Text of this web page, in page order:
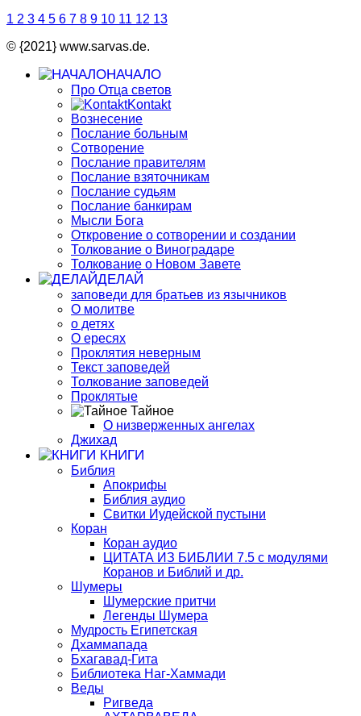
1 2 3 4 5 6 7 8 9 10 11 12 13
© {2021} www.sarvas.de.
НАЧАЛО
Про Отца светов
Kontakt
Вознесение
Послание больным
Сотворение
Послание правителям
Послание взяточникам
Послание судьям
Послание банкирам
Мысли Бога
Откровение о сотворении и создании
Толкование о Виноградаре
Толкование о Новом Завете
ДЕЛАЙ
заповеди для братьев из язычников
О молитве
о детях
О ересях
Проклятия неверным
Текст заповедей
Толкование заповедей
Проклятые
Тайное
О низверженных ангелах
Джихад
КНИГИ
Библия
Апокрифы
Библия аудио
Свитки Иудейской пустыни
Коран
Коран аудио
ЦИТАТА ИЗ БИБЛИИ 7.5 с модулями
Коранов и Библий и др.
Шумеры
Шумерские притчи
Легенды Шумера
Мудрость Египетская
Дхаммапада
Бхагавад-Гита
Библиотека Наг-Хаммади
Веды
Ригведа